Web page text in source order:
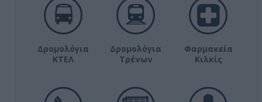
Δρομολόγια
ΚΤΕΛ
Δρομολόγια
Τρένων
Φαρμακεία
Κιλκίς